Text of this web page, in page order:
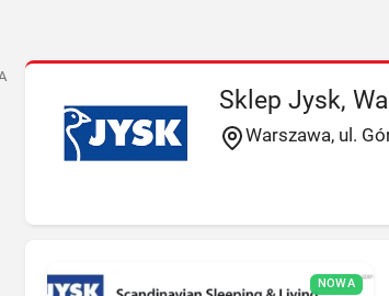
Sklep Jysk,
Warszawa, ul.
NOWA